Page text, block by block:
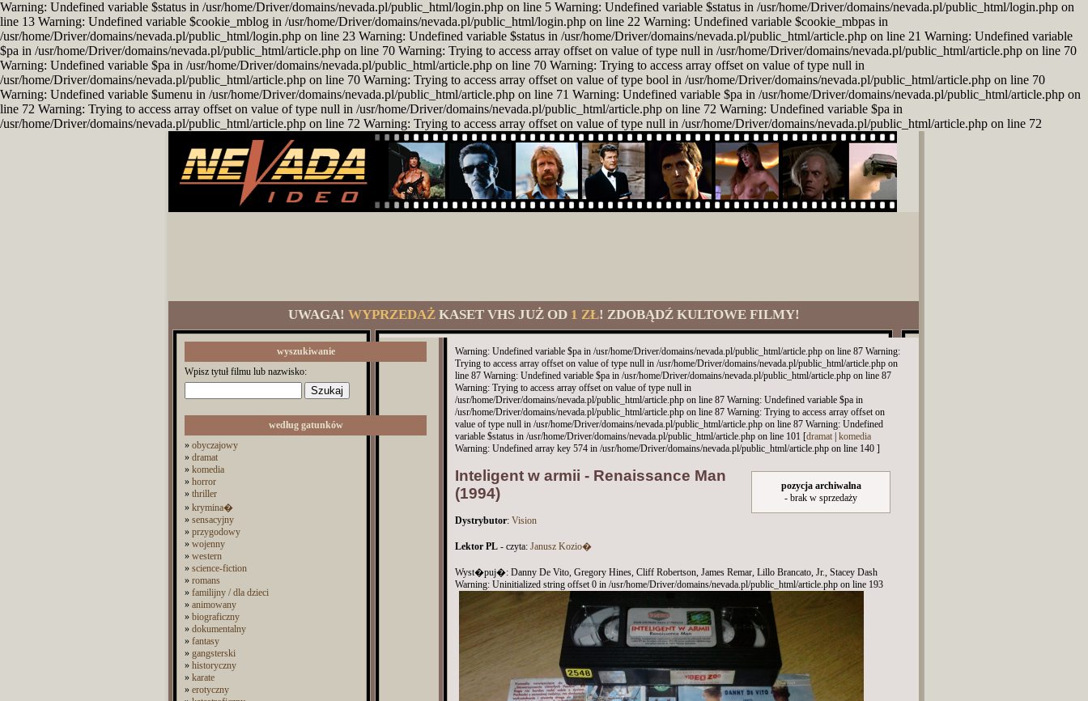
Warning: Undefined variable $status in /usr/home/Driver/domains/nevada.pl/public_html/login.php on line 5 Warning: Undefined variable $status in /usr/home/Driver/domains/nevada.pl/public_html/login.php on
line 13 Warning: Undefined variable $cookie_mblog in /usr/home/Driver/domains/nevada.pl/public_html/login.php on line 22 Warning: Undefined variable $cookie_mbpas in
/usr/home/Driver/domains/nevada.pl/public_html/login.php on line 23 Warning: Undefined variable $status in /usr/home/Driver/domains/nevada.pl/public_html/article.php on line 21 Warning: Undefined variable
$pa in /usr/home/Driver/domains/nevada.pl/public_html/article.php on line 70 Warning: Trying to access array offset on value of type null in /usr/home/Driver/domains/nevada.pl/public_html/article.php on line 70
Warning: Undefined variable $pa in /usr/home/Driver/domains/nevada.pl/public_html/article.php on line 70 Warning: Trying to access array offset on value of type null in
/usr/home/Driver/domains/nevada.pl/public_html/article.php on line 70 Warning: Trying to access array offset on value of type bool in /usr/home/Driver/domains/nevada.pl/public_html/article.php on line 70
Warning: Undefined variable $umenu in /usr/home/Driver/domains/nevada.pl/public_html/article.php on line 71 Warning: Undefined variable $pa in /usr/home/Driver/domains/nevada.pl/public_html/article.php on
line 72 Warning: Trying to access array offset on value of type null in /usr/home/Driver/domains/nevada.pl/public_html/article.php on line 72 Warning: Undefined variable $pa in
/usr/home/Driver/domains/nevada.pl/public_html/article.php on line 72 Warning: Trying to access array offset on value of type null in /usr/home/Driver/domains/nevada.pl/public_html/article.php on line 72
UWAGA! WYPRZEDAŻKASET VHS JUŻ OD 1 ZŁ! ZDOBĄDŹ KULTOWE FILMY!
wyszukiwanie
Wpisz tytuł filmu lub nazwisko:
według gatunków
» obyczajowy
» dramat
» komedia
» horror
» thriller
» krymina�
» sensacyjny
» przygodowy
» wojenny
» western
» science-fiction
» romans
» familijny / dla dzieci
» animowany
» biograficzny
» dokumentalny
» fantasy
» gangsterski
» historyczny
» karate
» erotyczny
Warning: Undefined variable $pa in /usr/home/Driver/domains/nevada.pl/public_html/article.php on line 87 Warning:
Trying to access array offset on value of type null in /usr/home/Driver/domains/nevada.pl/public_html/article.php on
line 87 Warning: Undefined variable $pa in /usr/home/Driver/domains/nevada.pl/public_html/article.php on line 87
Warning: Trying to access array offset on value of type null in
/usr/home/Driver/domains/nevada.pl/public_html/article.php on line 87 Warning: Undefined variable $pa in
/usr/home/Driver/domains/nevada.pl/public_html/article.php on line 87 Warning: Trying to access array offset on
value of type null in /usr/home/Driver/domains/nevada.pl/public_html/article.php on line 87 Warning: Undefined
variable $status in /usr/home/Driver/domains/nevada.pl/public_html/article.php on line 101 [dramat komedia
Warning: Undefined array key 574 in /usr/home/Driver/domains/nevada.pl/public_html/article.php on line 140 ]
pozycja archiwalna
- brak w sprzedaży
Inteligent w armii - Renaissance Man
(1994)
Dystrybutor: Vision
Lektor PL - czyta: Janusz Kozio�
Wyst�puj�: Danny De Vito, Gregory Hines, Cliff Robertson, James Remar, Lillo Brancato, Jr., Stacey Dash
Warning: Uninitialized string offset 0 in /usr/home/Driver/domains/nevada.pl/public_html/article.php on line 193